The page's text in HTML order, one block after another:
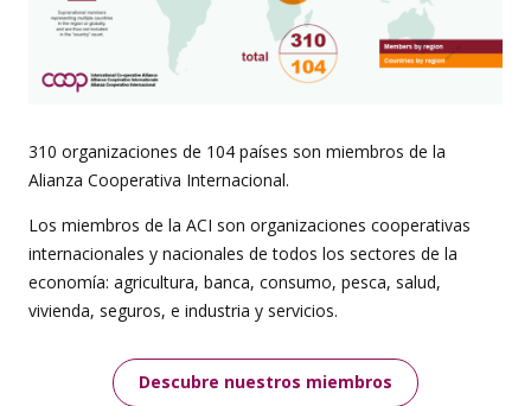
310 organizaciones de 104 países son miembros de la
Alianza Cooperativa Internacional.
Los miembros de la ACI son organizaciones cooperativas
internacionales y nacionales de todos los sectores de la
economía: agricultura, banca, consumo, pesca, salud,
vivienda, seguros, e industria y servicios.
Descubre nuestros miembros